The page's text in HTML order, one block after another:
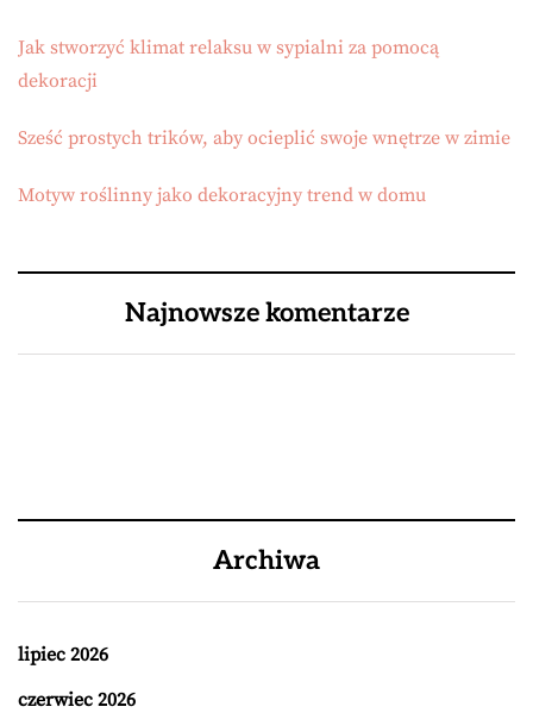
Jak stworzyć klimat relaksu w sypialni za pomocą
dekoracji
Sześć prostych trików, aby ocieplić swoje wnętrze w zimie
Motyw roślinny jako dekoracyjny trend w domu
Najnowsze komentarze
Archiwa
lipiec 2026
czerwiec 2026